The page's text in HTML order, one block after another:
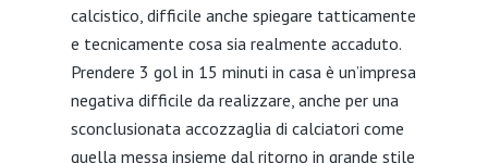
calcistico, difficile anche spiegare tatticamente
e tecnicamente cosa sia realmente accaduto.
Prendere 3 gol in 15 minuti in casa è un’impresa
negativa difficile da realizzare, anche per una
sconclusionata accozzaglia di calciatori come
quella messa insieme dal ritorno in grande stile